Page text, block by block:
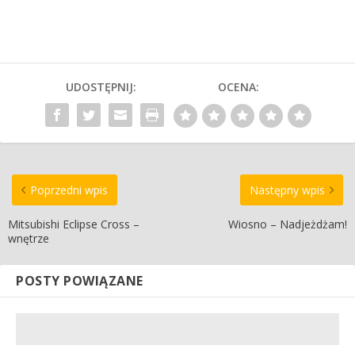
UDOSTĘPNIJ: OCENA:
Poprzedni wpis
Mitsubishi Eclipse Cross –
wnętrze
Następny wpis
Wiosno – Nadjeżdżam!
POSTY POWIĄZANE